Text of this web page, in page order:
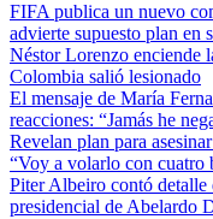
FIFA publica un nuevo
advierte supuesto plan en
Néstor Lorenzo enciende
Colombia salió lesionado
El mensaje de María
reacciones: “Jamás he
Revelan plan para
“Voy a volarlo con cuatro
Piter Albeiro contó detalle
presidencial de Abelardo